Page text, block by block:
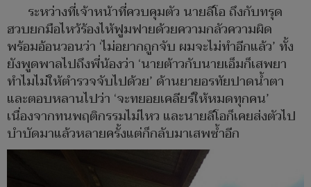
ระหว่างที่เจ้าหน้าที่ควบคุมตัว นายลีโอ ถึงกับทรุด
ฮวบยกมือไหว้ร้องไห้ฟูมฟายด้วยความกลัวความผิด
พร้อมอ้อนวอนว่า ‘ไม่อยากถูกจับ ผมจะไม่ทำอีกแล้ว’ ทั้ง
ยังพูดพาลไปถึงพี่น้องว่า ‘นายต้าวกับนายเอ็มก็เสพยา
ทำไมไม่ให้ตำรวจจับไปด้วย’ ด้านยายอรทัยปาดน้ำตา
และตอบหลานไปว่า ‘จะทยอยเคลียร์ให้หมดทุกคน’
เนื่องจากทนพฤติกรรมไม่ไหว และนายลีโอก็เคยส่งตัวไป
บำบัดมาแล้วหลายครั้งแต่ก็กลับมาเสพซ้ำอีก